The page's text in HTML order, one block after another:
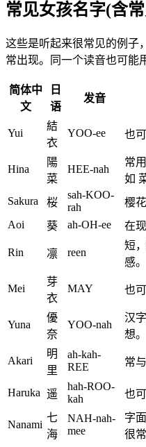
常见女孩名字(含
这些是听起来很常见的例子
常出现。同一个读音也可能
简体中
文
日
语
发音
Yui
結
衣
YOO-ee 也
Hina
陽
菜
HEE-nah
常
如
Sakura
桜
sah-KOO-
rah
樱
Aoi
葵 ah-OH-ee 在
Rin 凛 reen
短
感。
Mei
芽
衣
MAY 也
Yuna
優
奈
YOO-nah
汉
想。
Akari
明
里
ah-kah-
REE
常
Haruka 遥
hah-ROO-
kah
也
Nanami
七
海
NAH-nah-
mee
字
很常